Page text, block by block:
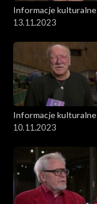
Informacje kulturalne
13.11.2023
Informacje kulturalne
10.11.2023